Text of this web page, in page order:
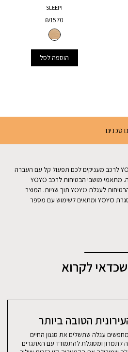
SLEEPI
₪1570
הוספה לסל
טכנים
מתאמי מושבי בטיחות של YOYO לרכב מעניקים לכם תפעול קל עם העברה
של הבייבי לרכב ובחזרה לעגלה. מתאמי מושבי הבטיחות לרכב YOYO
מאפשרים להצמיד את מושב הבטיחות לעגלת YOYO תוך שניות. המוצר
עוצב במיוחד כדי להתאים למסגרת YOYO ומתאים לשימוש עם מספר
לקרוא
מחפשים עגלה שתשלים את סגנון החיים
לתמרון ומסוגלת להתמודד עם האתגרים